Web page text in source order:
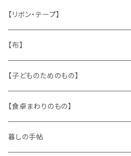
キャラクター
ピノキオ
メタル製品
缶、箱
陶磁器
文房具
木製品
ミニチュア、ドールハウス
シール、ステッカー、クロモス
袋、箱、ナプキン、コースター
パズル、ゲーム
古本、古雑誌、古えほん
古レコード
スタンプ
文房具
貝
メタル
ガラス
プラスチック
紙
【リボン・テープ】
チロルテープ・イニシャルテープ
トリム
ワッペン
【布】
キッチンクロス、ナプキン
ニット
布地
【子どものためのもの】
身に着けるもの
【食卓まわりのもの】
ガラス
暮しの手帖